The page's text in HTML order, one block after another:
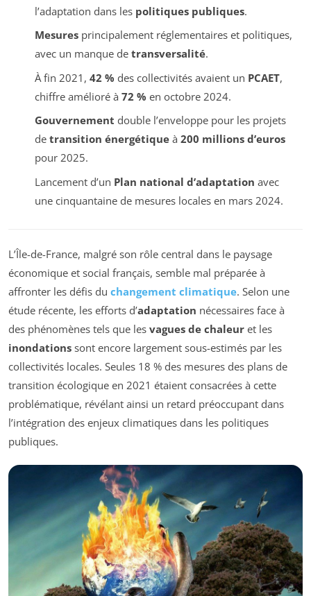
l’adaptation dans les politiques publiques.
Mesuresprincipalement réglementaires et politiques,
avec un manque de transversalité.
À fin 2021, 42 % des collectivités avaient un PCAET,
chiffre amélioré à 72 % en octobre 2024.
Gouvernement double l’enveloppe pour les projets
de transition énergétiqueà 200 millions d’euros
pour 2025.
Lancement d’un Plan national d’adaptation avec
une cinquantaine de mesures locales en mars 2024.
L’Île-de-France, malgré son rôle central dans le paysage
économique et social français, semble mal préparée à
affronter les défis du changement climatique. Selon une
étude récente, les efforts d’adaptation nécessaires face à
des phénomènes tels que les vagues de chaleur et les
inondations sont encore largement sous-estimés par les
collectivités locales. Seules 18 % des mesures des plans de
transition écologique en 2021 étaient consacrées à cette
problématique, révélant ainsi un retard préoccupant dans
l’intégration des enjeux climatiques dans les politiques
publiques.